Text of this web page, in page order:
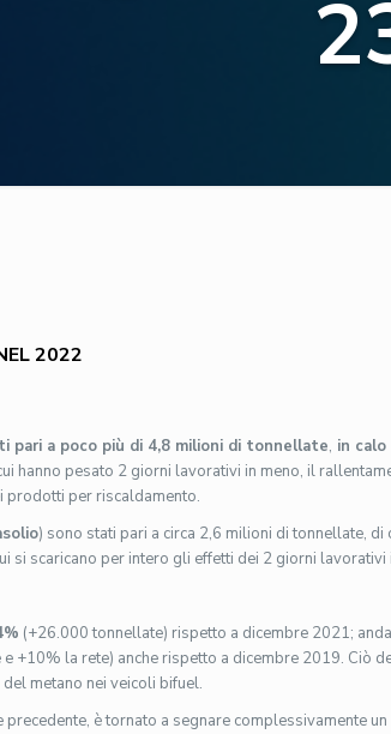
2022
pari a poco più di 4,8 milioni di tonnellate, in
hanno pesato 2 giorni lavorativi in meno, il
prodotti per riscaldamento.
) sono stati pari a circa 2,6 milioni di tonnellate,
scaricano per intero gli effetti dei 2 giorni lavorativi
(+26.000 tonnellate) rispetto a dicembre 2021;
+10% la rete) anche rispetto a dicembre 2019.
metano nei veicoli bifuel.
precedente, è tornato a segnare complessivamente un